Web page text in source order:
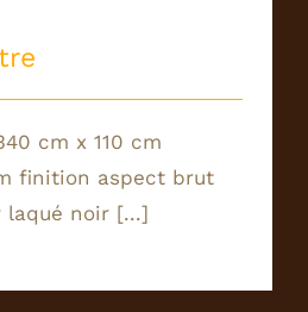
cm x 110 cm
finition aspect brut
noir [...]